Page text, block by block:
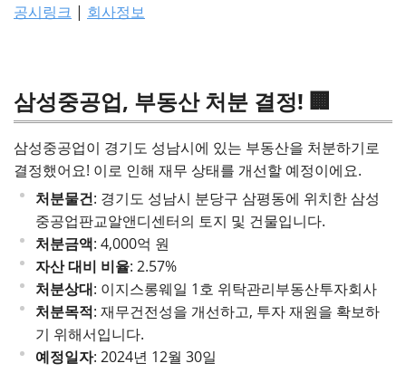
공시링크 | 회사정보
삼성중공업, 부동산 처분 결정! 🏢
삼성중공업이 경기도 성남시에 있는 부동산을 처분하기로
결정했어요! 이로 인해 재무 상태를 개선할 예정이에요.
처분물건: 경기도 성남시 분당구 삼평동에 위치한 삼성
중공업판교알앤디센터의 토지 및 건물입니다.
처분금액: 4,000억 원
자산 대비 비율: 2.57%
처분상대: 이지스롱웨일 1호 위탁관리부동산투자회사
처분목적: 재무건전성을 개선하고, 투자 재원을 확보하
기 위해서입니다.
예정일자: 2024년 12월 30일